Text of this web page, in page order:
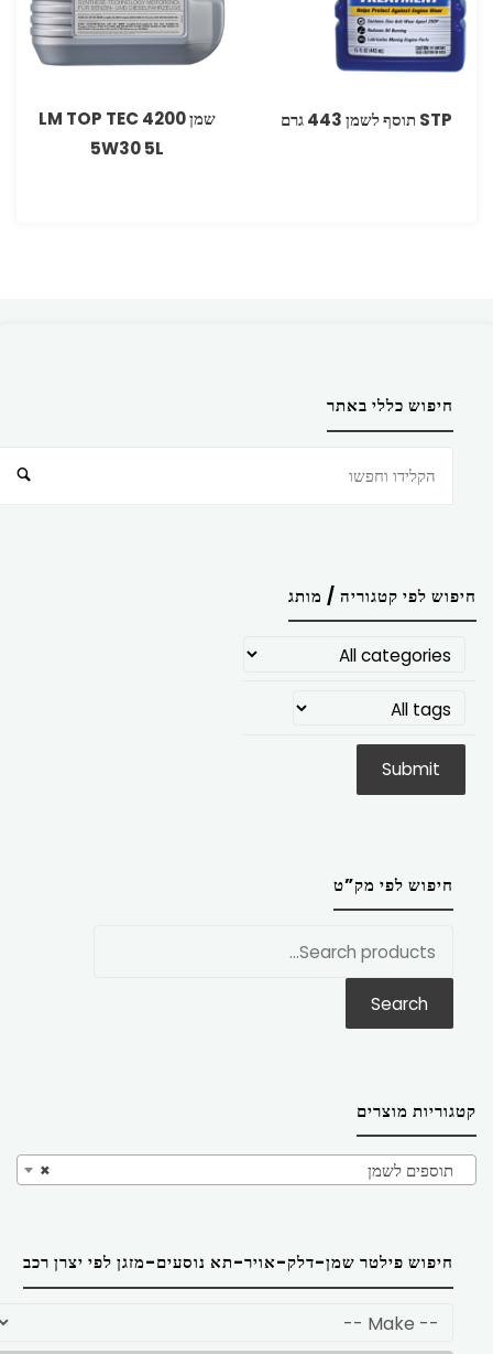
STP תוסף לשמן 443 גרם
שמן LM TOP TEC 4200
5W30 5L
חיפוש כללי באתר
חיפוש לפי קטגוריה / מותג
חיפוש לפי מק”ט
Search
קטגוריות מוצרים
× תוספים לשמן
חיפוש פילטר שמן-דלק-אויר-תא נוסעים-מזגן לפי יצרן רכב